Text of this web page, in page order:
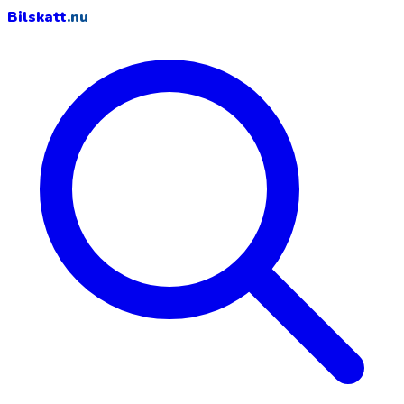
Bilskatt.nu